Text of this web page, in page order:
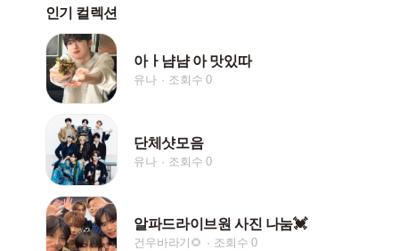
인기 컬렉션
아ㅏ냠냠 아 맛있따
유나 조회수 0
단체샷모음
유나 조회수 0
알파드라이브원 사진 나눔💓
건우바라기🌻 조회수 0